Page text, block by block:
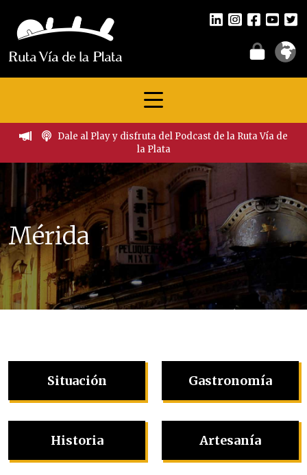
Dale al Play y disfruta del Podcast de la Ruta Vía de
la Plata
Mérida
Situación
Historia
Gastronomía
Artesanía